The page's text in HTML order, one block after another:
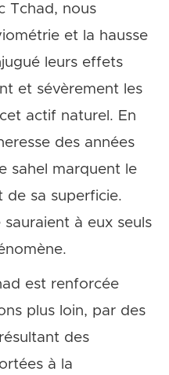
Tchad, nous
et la hausse
leurs effets
et sévèrement les
actif naturel. En
des années
sahel marquent le
de sa superficie.
à eux seuls
est renforcée
plus loin, par des
des
à la